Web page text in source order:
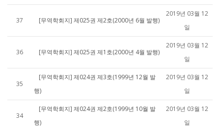
37 [무역학회지] 제025권 제2호(2000년 6월 발행)
2019년 03월 12
일
36 [무역학회지] 제025권 제1호(2000년 4월 발행)
2019년 03월 12
일
35
[무역학회지] 제024권 제3호(1999년 12월 발
행)
2019년 03월 12
일
34
[무역학회지] 제024권 제2호(1999년 10월 발
행)
2019년 03월 12
일